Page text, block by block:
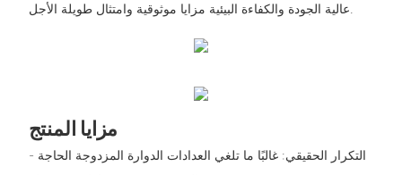
مزايا المنتج
- التكرار الحقيقي: غالبًا ما تلغي العدادات الدوارة المزدوجة الحاجة